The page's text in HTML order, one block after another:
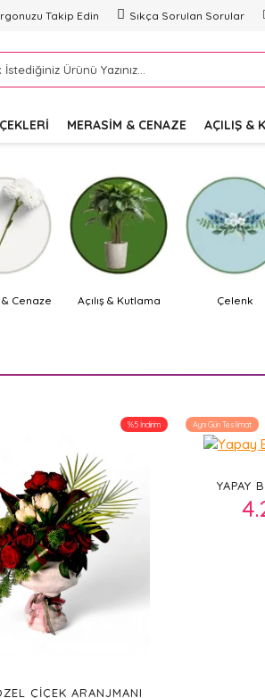
Takip Edin Sıkça Sorulan Sorular
MERASIM & CENAZE AÇILIŞ &
Cenaze Açılış & Kutlama Çelenk
%5 İndirim
ÇIÇEK ARANJMANI
Aynı Gün Teslimat
YAPAY